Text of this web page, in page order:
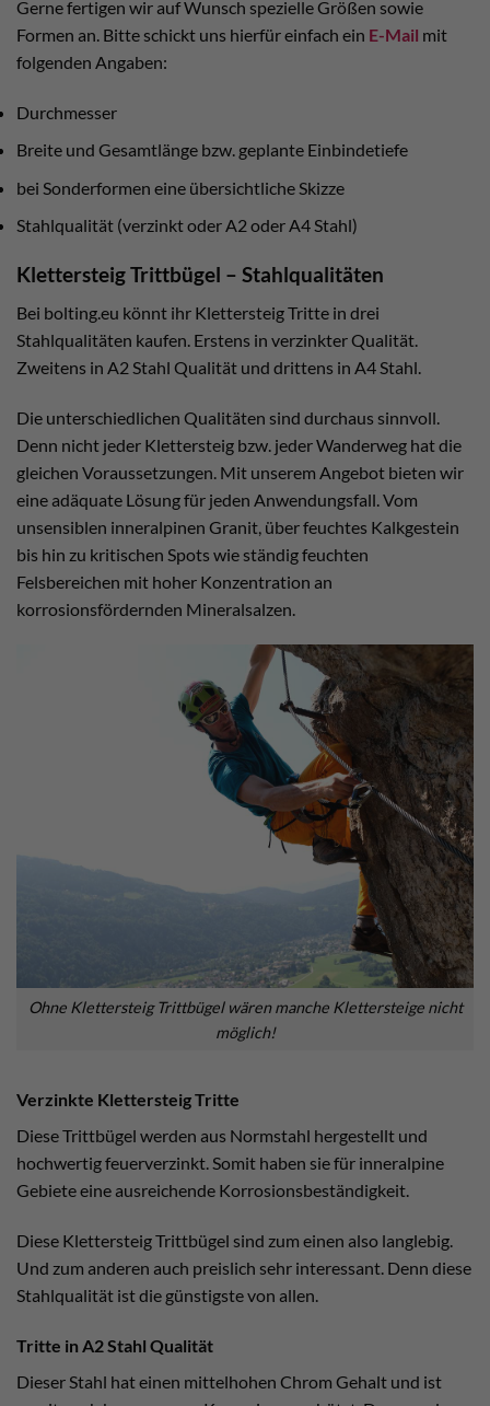
Gerne fertigen wir auf Wunsch spezielle Größen sowie
Formen an. Bitte schickt uns hierfür einfach ein E-Mail mit
folgenden Angaben:
Durchmesser
Breite und Gesamtlänge bzw. geplante Einbindetiefe
bei Sonderformen eine übersichtliche Skizze
Stahlqualität (verzinkt oder A2 oder A4 Stahl)
Klettersteig Trittbügel – Stahlqualitäten
Bei bolting.eu könnt ihr Klettersteig Tritte in drei
Stahlqualitäten kaufen. Erstens in verzinkter Qualität.
Zweitens in A2 Stahl Qualität und drittens in A4 Stahl.
Die unterschiedlichen Qualitäten sind durchaus sinnvoll.
Denn nicht jeder Klettersteig bzw. jeder Wanderweg hat die
gleichen Voraussetzungen. Mit unserem Angebot bieten wir
eine adäquate Lösung für jeden Anwendungsfall. Vom
unsensiblen inneralpinen Granit, über feuchtes Kalkgestein
bis hin zu kritischen Spots wie ständig feuchten
Felsbereichen mit hoher Konzentration an
korrosionsfördernden Mineralsalzen.
Ohne Klettersteig Trittbügel wären manche Klettersteige nicht
möglich!
Verzinkte Klettersteig Tritte
Diese Trittbügel werden aus Normstahl hergestellt und
hochwertig feuerverzinkt. Somit haben sie für inneralpine
Gebiete eine ausreichende Korrosionsbeständigkeit.
Diese Klettersteig Trittbügel sind zum einen also langlebig.
Und zum anderen auch preislich sehr interessant. Denn diese
Stahlqualität ist die günstigste von allen.
Tritte in A2 Stahl Qualität
Dieser Stahl hat einen mittelhohen Chrom Gehalt und ist